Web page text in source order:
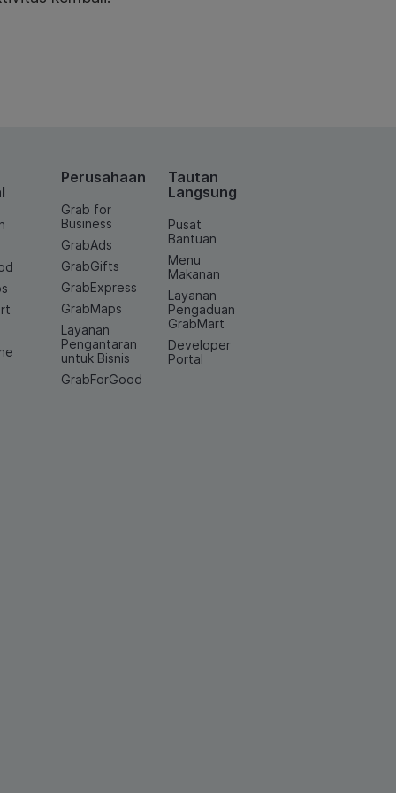
Perusahaan
Grab for
Business
GrabAds
GrabGifts
GrabExpress
GrabMaps
Layanan
Pengantaran
untuk Bisnis
GrabForGood
Tautan
Langsung
Pusat
Bantuan
Menu
Makanan
Layanan
Pengaduan
GrabMart
Developer
Portal